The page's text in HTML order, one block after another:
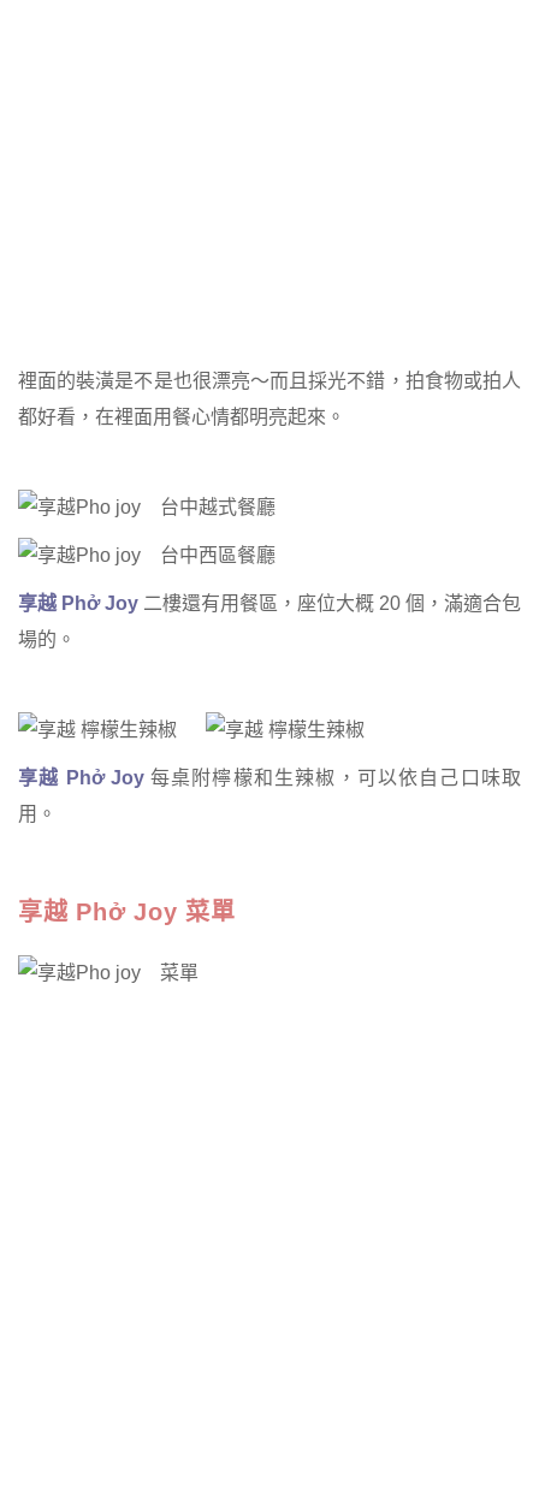
裡面的裝潢是不是也很漂亮～而且採光不錯，拍食物或拍人
都好看，在裡面用餐心情都明亮起來。
享越 Phở Joy 二樓還有用餐區，座位大概 20 個，滿適合包
場的。
享越 Phở Joy 每桌附檸檬和生辣椒，可以依自己口味取
用。
享越 Phở Joy 菜單